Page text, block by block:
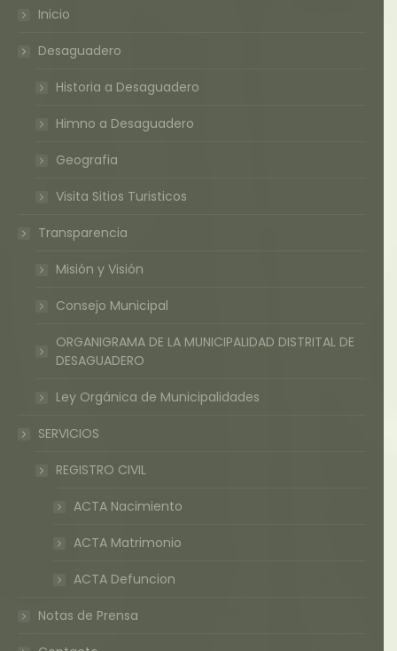
in
window
in
windowwindowwindow
Inicio
Desaguadero
Historia a Desaguadero
Himno a Desaguadero
Geografia
Visita Sitios Turisticos
Transparencia
Misión y Visión
Consejo Municipal
ORGANIGRAMA DE LA MUNICIPALIDAD DISTRITAL DE
DESAGUADERO
Ley Orgánica de Municipalidades
SERVICIOS
REGISTRO CIVIL
ACTA Nacimiento
ACTA Matrimonio
ACTA Defuncion
Notas de Prensa